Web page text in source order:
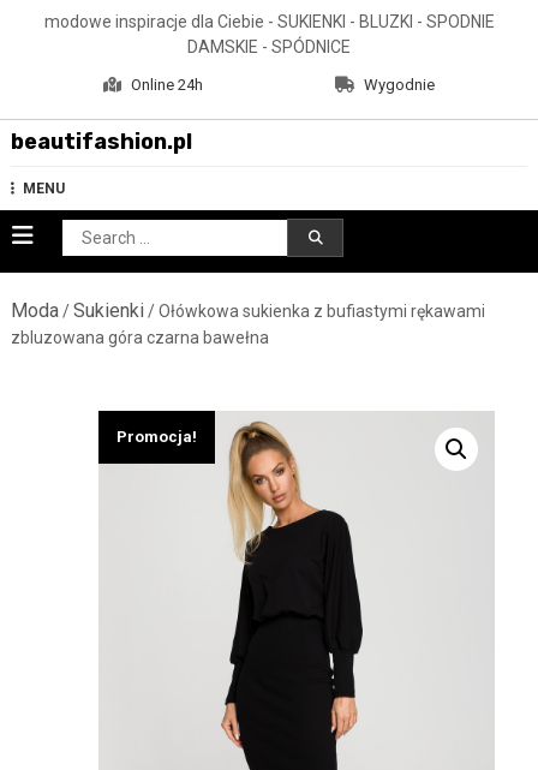
modowe inspiracje dla Ciebie - SUKIENKI - BLUZKI - SPODNIE
DAMSKIE - SPÓDNICE
Online 24h Wygodnie
beautifashion.pl
MENU
Search
for:
Moda/Sukienki/ Ołówkowa sukienka z bufiastymi rękawami
zbluzowana góra czarna bawełna
Promocja!